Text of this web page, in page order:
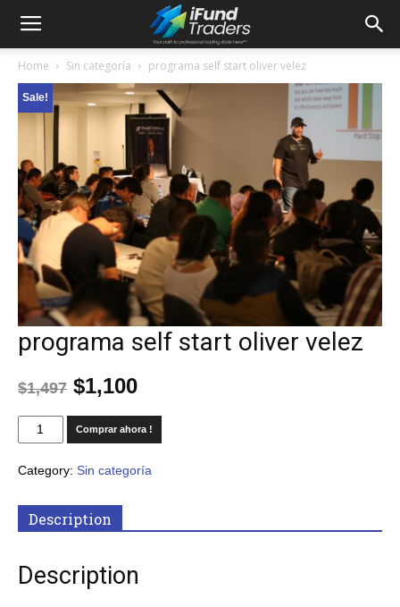
Home Sin categoría programa self start oliver velez
Sale!
programa self start oliver velez
$1,497 $1,100
Comprar ahora !
Category: Sin categoría
Description
Description